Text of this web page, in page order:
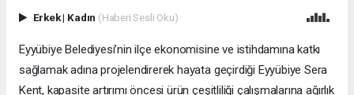
Erkek| Kadın (Haberi Sesli Oku)
Eyyübiye Belediyesi’nin ilçe ekonomisine ve istihdamına katkı
sağlamak adına projelendirerek hayata geçirdiği Eyyübiye Sera
Kent, kapasite artırımı öncesi ürün çeşitliliği çalışmalarına ağırlık